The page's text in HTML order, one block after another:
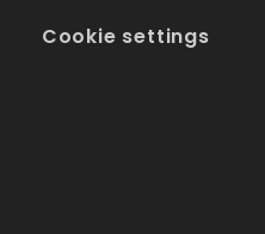
Cookie settings